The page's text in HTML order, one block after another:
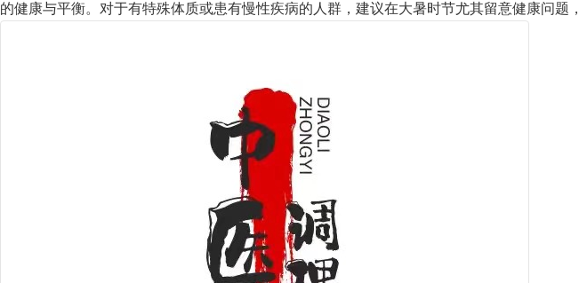
的健康与平衡。对于有特殊体质或患有慢性疾病的人群，建议在大暑时节尤其留意健康问题